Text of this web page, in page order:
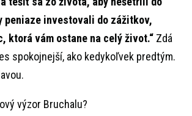
peniaze investovali do zážitkov,
ktorá vám ostane na celý život.“ Zdá
spokojnejší, ako kedykoľvek predtým.
výzor Bruchalu?